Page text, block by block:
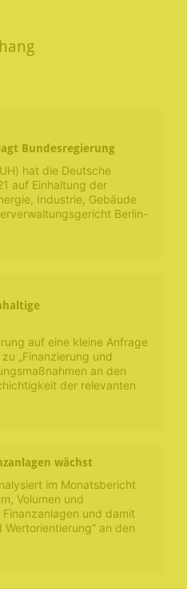
Bundesregierung
hat die Deutsche
auf Einhaltung der
Industrie, Gebäude
Berlin-
auf eine kleine Anfrage
„Finanzierung und
an den
der relevanten
wächst
im Monatsbericht
Volumen und
und damit
Wertorientierung“ an den